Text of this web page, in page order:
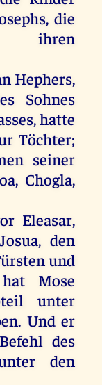
,die
ihren
Hephers,
Sohnes
,hatte
Töchter;
seiner
, Chogla,
Eleasar,
Josua,den
und
hat
Mose
unter
. Und er
Befehl des
den